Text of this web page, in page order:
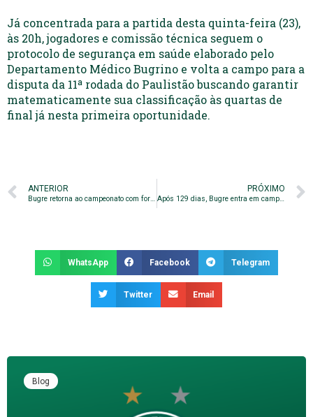
Já concentrada para a partida desta quinta-feira (23),
às 20h, jogadores e comissão técnica seguem o
protocolo de segurança em saúde elaborado pelo
Departamento Médico Bugrino e volta a campo para a
disputa da 11ª rodada do Paulistão buscando garantir
matematicamente sua classificação às quartas de
final já nesta primeira oportunidade.
ANTERIOR
Bugre retorna ao campeonato com força máxima
PRÓXIMO
Após 129 dias, Bugre entra em campo pelo Paulistão
WhatsApp Facebook Telegram
Twitter Email
Blog